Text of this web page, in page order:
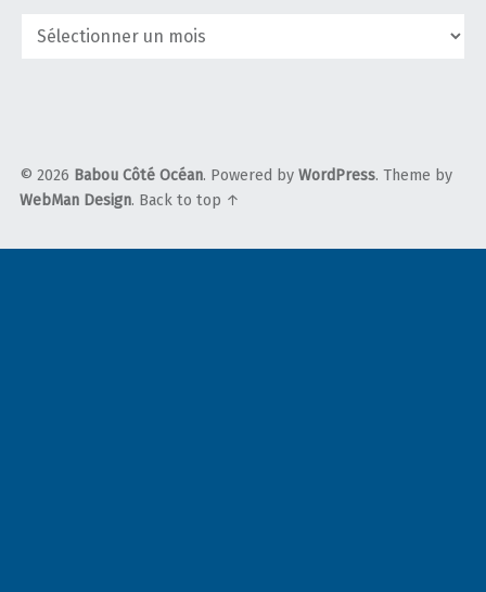
Archives
© 2026 Babou Côté Océan. Powered by WordPress. Theme by
WebMan Design. Back to top ↑